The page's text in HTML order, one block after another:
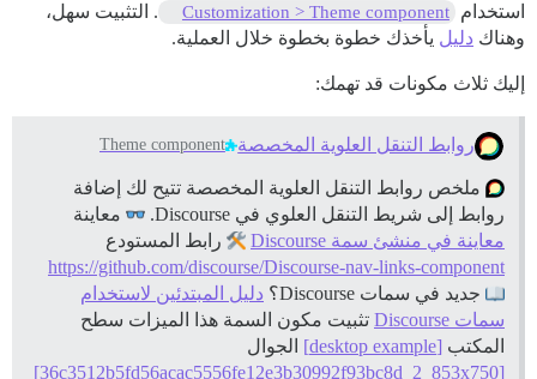
استخدام
Customization > Theme component
. التثبيت سهل،
وهناك دليل يأخذك خطوة بخطوة خلال العملية.
إليك ثلاث مكونات قد تهمك:
روابط التنقل العلوية المخصصة Theme component
ملخص روابط التنقل العلوية المخصصة تتيح لك إضافة
روابط إلى شريط التنقل العلوي في Discourse.
معاينة
معاينة في منشئ سمة Discourse
رابط المستودع
https://github.com/discourse/Discourse-nav-links-component
جديد في سمات Discourse؟
دليل المبتدئين لاستخدام
سمات Discourse
تثبيت مكون السمة هذا
الميزات سطح
المكتب [desktop example]
الجوال
[36c3512b5fd56acac5556fe12e3b30992f93bc8d_2_853x750]